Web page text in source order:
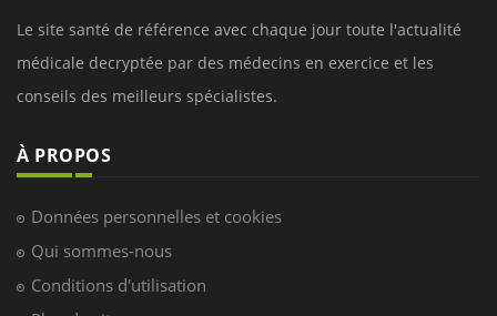
Le site santé de référence avec chaque jour toute l'actualité
médicale decryptée par des médecins en exercice et les
conseils des meilleurs spécialistes.
À PROPOS
Données personnelles et cookies
Qui sommes-nous
Conditions d'utilisation